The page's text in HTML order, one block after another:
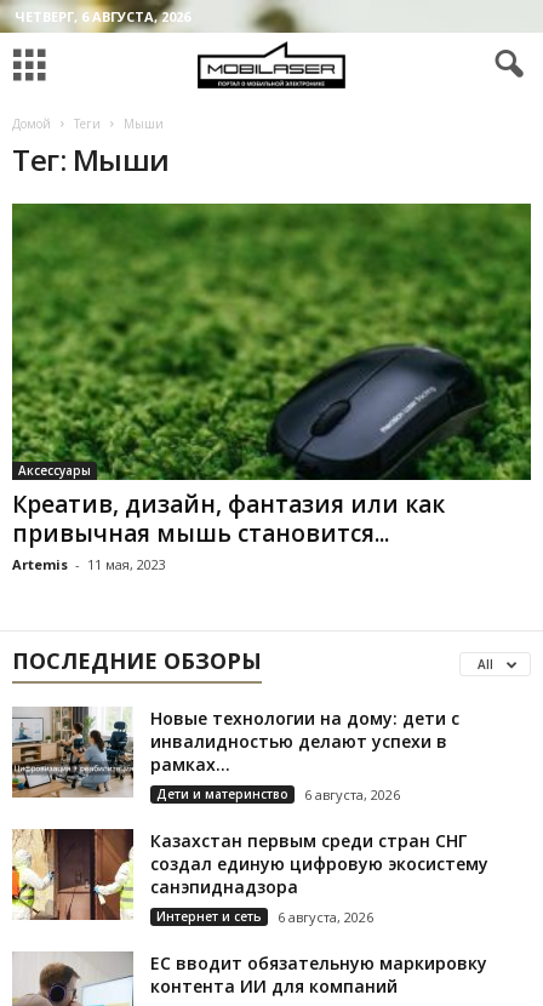
ЧЕТВЕРГ, 6 АВГУСТА, 2026
Домой Теги Мыши
Тег: Мыши
Аксессуары
Креатив, дизайн, фантазия или как
привычная мышь становится...
Artemis - 11 мая, 2023
ПОСЛЕДНИЕ ОБЗОРЫ All
Новые технологии на дому: дети с
инвалидностью делают успехи в
рамках...
Дети и материнство 6 августа, 2026
Казахстан первым среди стран СНГ
создал единую цифровую экосистему
санэпиднадзора
Интернет и сеть 6 августа, 2026
ЕС вводит обязательную маркировку
контента ИИ для компаний